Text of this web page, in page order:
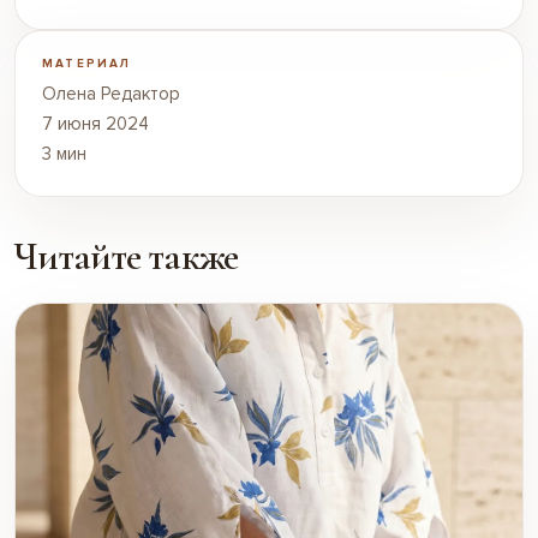
МАТЕРИАЛ
Олена Редактор
7 июня 2024
3 мин
Читайте также